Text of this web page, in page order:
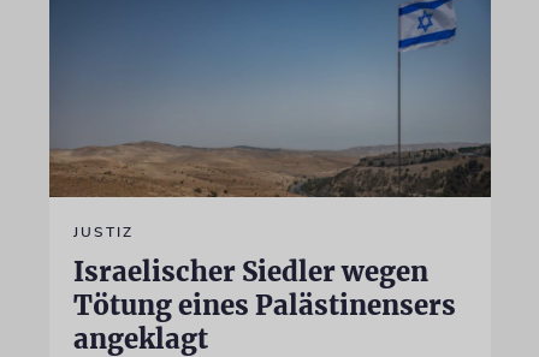
JUSTIZ
Israelischer Siedler wegen
Tötung eines Palästinensers
angeklagt